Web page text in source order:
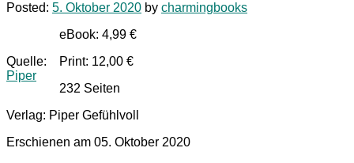
Posted: 5. Oktober 2020 by charmingbooks
Quelle:
Piper
eBook: 4,99 €
Print: 12,00 €
232 Seiten
Verlag: Piper Gefühlvoll
Erschienen am 05. Oktober 2020